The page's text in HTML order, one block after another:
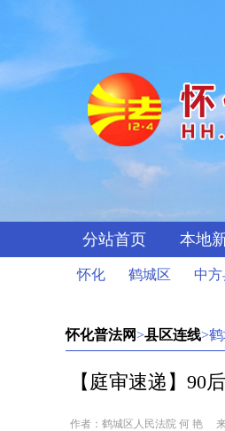
分站首页 本地
怀化 鹤城区 中方
怀化普法网>县区连线>
【庭审速递】90
作者：鹤城区人民法院 何 艳